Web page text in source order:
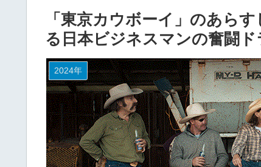
「東京カウボーイ」のあら
る日本ビジネスマンの奮闘ド
2024年